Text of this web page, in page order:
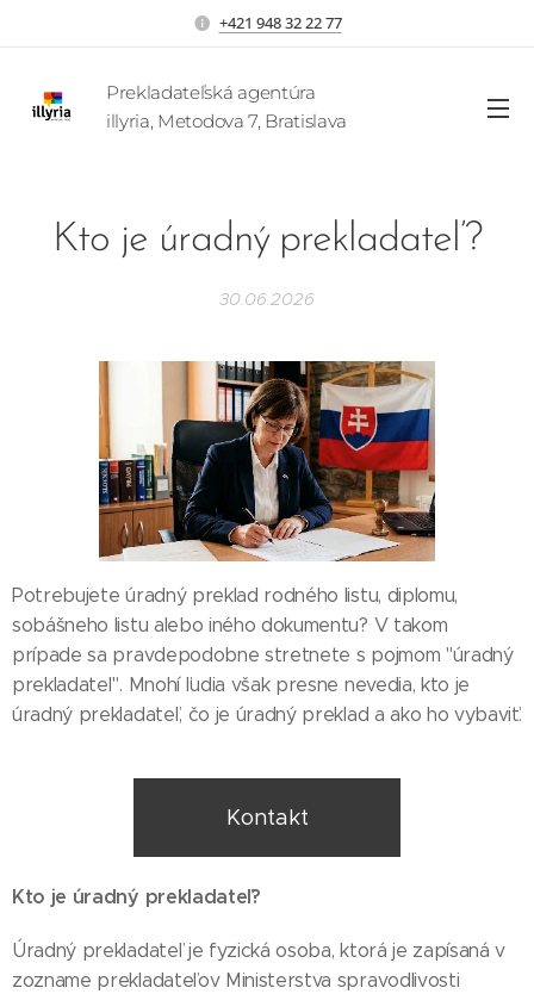
+421 948 32 22 77
Prekladateľská agentúra
illyria, Metodova 7, Bratislava
Kto je úradný prekladateľ?
30.06.2026
Potrebujete úradný preklad rodného listu, diplomu,
sobášneho listu alebo iného dokumentu? V takom
prípade sa pravdepodobne stretnete s pojmom "úradný
prekladateľ". Mnohí ľudia však presne nevedia, kto je
úradný prekladateľ, čo je úradný preklad a ako ho vybaviť.
Kontakt
Kto je úradný prekladateľ?
Úradný prekladateľ je fyzická osoba, ktorá je zapísaná v
zozname prekladateľov Ministerstva spravodlivosti